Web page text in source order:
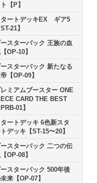
【P】
タートデッキEX ギア5
ST-21】
スターパック 王族の血
OP-10】
スターパック 新たなる
【OP-09】
ミアムブースター ONE
CARD THE BEST
PRB-01】
タートデッキ 6色新スタ
デッキ【ST-15〜20】
スターパック 二つの伝
OP-08】
スターパック 500年後
来【OP-07】